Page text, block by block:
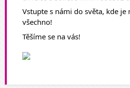
Vstupte s námi do světa, kde je
všechno!
Těšíme se na vás!